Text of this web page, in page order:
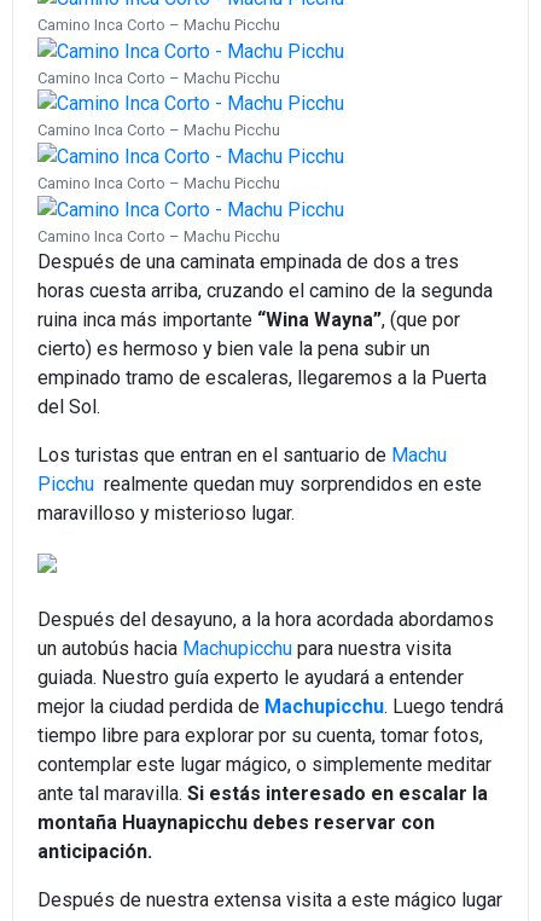
Camino Inca Corto – Machu Picchu
Camino Inca Corto – Machu Picchu
Camino Inca Corto – Machu Picchu
Camino Inca Corto – Machu Picchu
Camino Inca Corto – Machu Picchu
Después de una caminata empinada de dos a tres
horas cuesta arriba, cruzando el camino de la segunda
ruina inca más importante “Wina Wayna”, (que por
cierto) es hermoso y bien vale la pena subir un
empinado tramo de escaleras, llegaremos a la Puerta
del Sol.
Los turistas que entran en el santuario de Machu
Picchu realmente quedan muy sorprendidos en este
maravilloso y misterioso lugar.
Después del desayuno, a la hora acordada abordamos
un autobús hacia Machupicchu para nuestra visita
guiada. Nuestro guía experto le ayudará a entender
mejor la ciudad perdida de Machupicchu. Luego tendrá
tiempo libre para explorar por su cuenta, tomar fotos,
contemplar este lugar mágico, o simplemente meditar
ante tal maravilla. Si estás interesado en escalar la
montaña Huaynapicchu debes reservar con
anticipación.
Después de nuestra extensa visita a este mágico lugar
En Andean Peru Treks contamos con especialistas para
brindarte la asistencia que necesitas para planear tu próximo
viaje a Perù
Nombre Completo
Email